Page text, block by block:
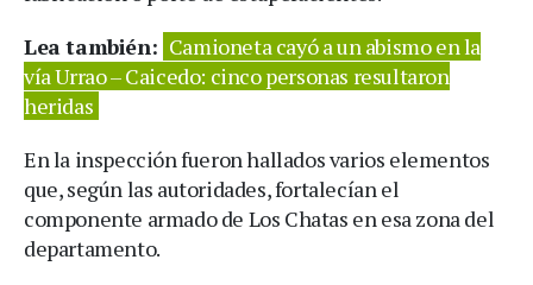
Lea también: Camioneta cayó a un abismo en la
vía Urrao – Caicedo: cinco personas resultaron
heridas
En la inspección fueron hallados varios elementos
que, según las autoridades, fortalecían el
componente armado de Los Chatas en esa zona del
departamento.